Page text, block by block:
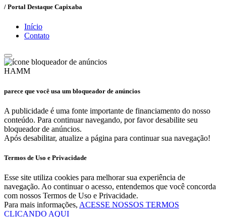
/ Portal Destaque Capixaba
Início
Contato
HAMM
parece que você usa um bloqueador de anúncios
A publicidade é uma fonte importante de financiamento do nosso
conteúdo. Para continuar navegando, por favor desabilite seu
bloqueador de anúncios.
Após desabilitar, atualize a página para continuar sua navegação!
Termos de Uso e Privacidade
Esse site utiliza cookies para melhorar sua experiência de
navegação. Ao continuar o acesso, entendemos que você concorda
com nossos Termos de Uso e Privacidade.
Para mais informações, ACESSE NOSSOS TERMOS
CLICANDO AQUI